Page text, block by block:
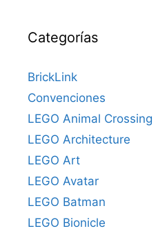
Categorías
BrickLink
Convenciones
LEGO Animal Crossing
LEGO Architecture
LEGO Art
LEGO Avatar
LEGO Batman
LEGO Bionicle